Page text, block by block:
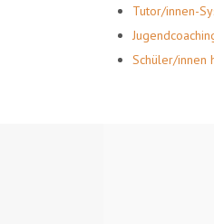
Tutor/innen-
Schüler/innen